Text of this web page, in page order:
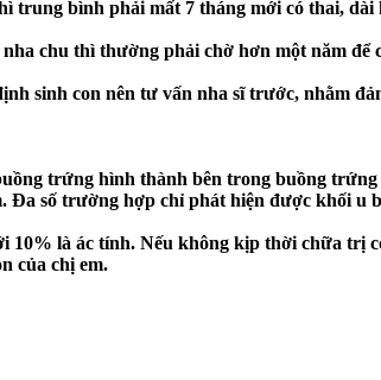
trung bình phải mất 7 tháng mới có thai,
chu thì thường phải chờ hơn một năm để
sinh con nên tư vấn nha sĩ trước, nhằm
trứng hình thành bên trong buồng
Đa số trường hợp chỉ phát hiện được khối
10% là ác tính. Nếu không kịp thời chữa
của chị em.